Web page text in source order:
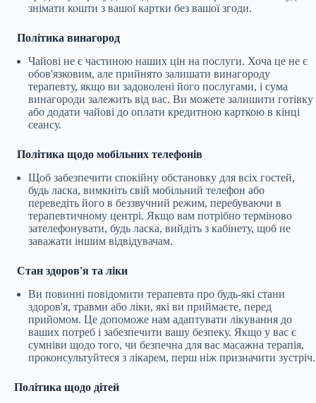
знімати кошти з вашої картки без вашої згоди.
Політика винагород
Чайові не є частиною наших цін на послуги. Хоча це не є
обов'язковим, але прийнято залишати винагороду
терапевту, якщо ви задоволені його послугами, і сума
винагороди залежить від вас. Ви можете залишити готівку
або додати чайові до оплати кредитною карткою в кінці
сеансу.
Політика щодо мобільних телефонів
Щоб забезпечити спокійну обстановку для всіх гостей,
будь ласка, вимкніть свій мобільний телефон або
переведіть його в беззвучний режим, перебуваючи в
терапевтичному центрі. Якщо вам потрібно терміново
зателефонувати, будь ласка, вийдіть з кабінету, щоб не
заважати іншим відвідувачам.
Стан здоров'я та ліки
Ви повинні повідомити терапевта про будь-які стани
здоров'я, травми або ліки, які ви приймаєте, перед
прийомом. Це допоможе нам адаптувати лікування до
ваших потреб і забезпечити вашу безпеку. Якщо у вас є
сумніви щодо того, чи безпечна для вас масажна терапія,
проконсультуйтеся з лікарем, перш ніж призначити зустріч.
Політика щодо дітей